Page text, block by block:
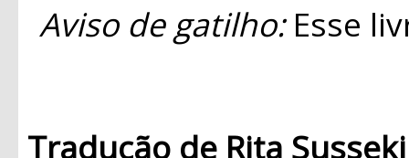
Aviso de gatilho:Esse
Tradução de Rita